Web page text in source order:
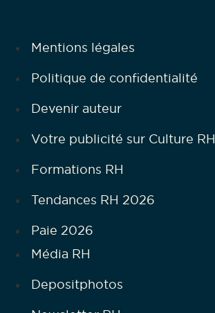
Mentions légales
Politique de confidentialité
Devenir auteur
Votre publicité sur Culture RH
Formations RH
Tendances RH 2026
Paie 2026
Média RH
Depositphotos